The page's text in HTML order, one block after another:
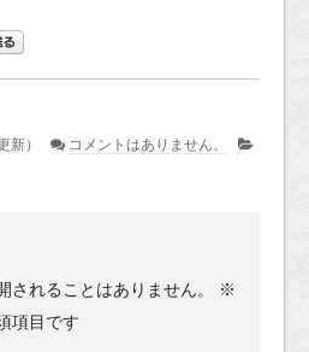
新）
コメントはありません。
されることはありません。
※
項目です